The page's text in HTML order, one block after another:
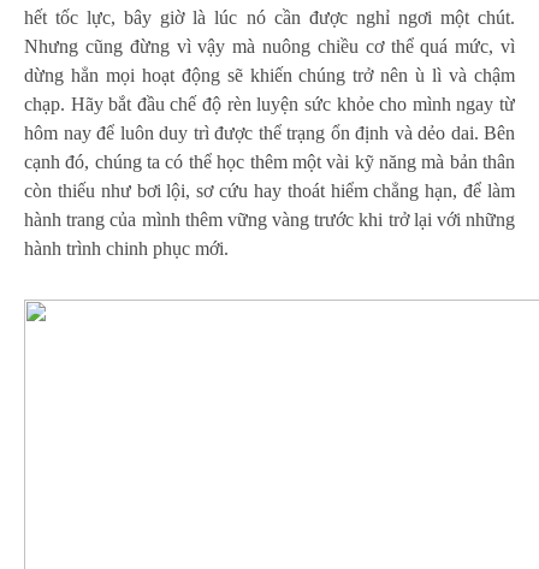
hết tốc lực, bây giờ là lúc nó cần được nghỉ ngơi một chút.
Nhưng cũng đừng vì vậy mà nuông chiều cơ thể quá mức, vì
dừng hẳn mọi hoạt động sẽ khiến chúng trở nên ù lì và chậm
chạp. Hãy bắt đầu chế độ rèn luyện sức khỏe cho mình ngay từ
hôm nay để luôn duy trì được thể trạng ổn định và dẻo dai. Bên
cạnh đó, chúng ta có thể học thêm một vài kỹ năng mà bản thân
còn thiếu như bơi lội, sơ cứu hay thoát hiểm chẳng hạn, để làm
hành trang của mình thêm vững vàng trước khi trở lại với những
hành trình chinh phục mới.